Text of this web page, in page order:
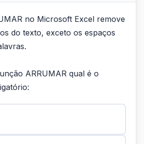
no Microsoft Excel remove
do texto, exceto os espaços
ARRUMAR qual é o